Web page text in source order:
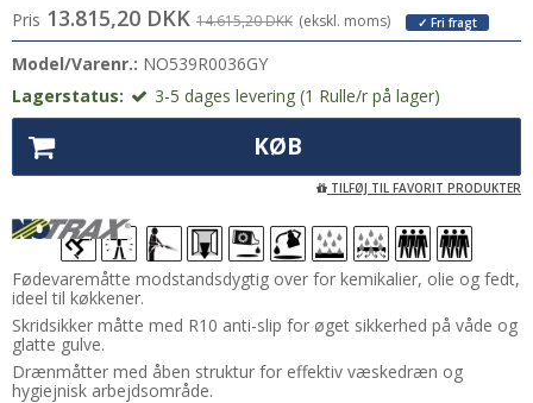
Pris 13.815,20 DKK 14.615,20 DKK (ekskl. moms) ✓ Fri fragt
Model/Varenr.: NO539R0036GY
Lagerstatus:
3-5 dages levering (1 Rulle/r på lager)
KØB
TILFØJ TIL FAVORIT PRODUKTER
Fødevaremåtte modstandsdygtig over for kemikalier, olie og fedt,
ideel til køkkener.
Skridsikker måtte med R10 anti-slip for øget sikkerhed på våde og
glatte gulve.
Drænmåtter med åben struktur for effektiv væskedræn og
hygiejnisk arbejdsområde.